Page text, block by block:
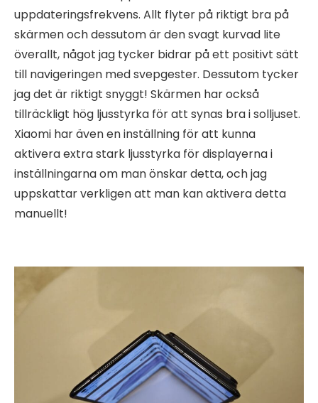
uppdateringsfrekvens. Allt flyter på riktigt bra på
skärmen och dessutom är den svagt kurvad lite
överallt, något jag tycker bidrar på ett positivt sätt
till navigeringen med svepgester. Dessutom tycker
jag det är riktigt snyggt! Skärmen har också
tillräckligt hög ljusstyrka för att synas bra i solljuset.
Xiaomi har även en inställning för att kunna
aktivera extra stark ljusstyrka för displayerna i
inställningarna om man önskar detta, och jag
uppskattar verkligen att man kan aktivera detta
manuellt!